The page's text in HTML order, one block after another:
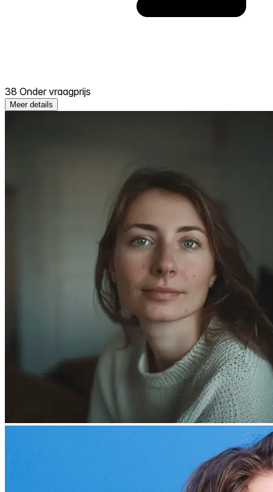
38 Onder vraagprijs
Meer details